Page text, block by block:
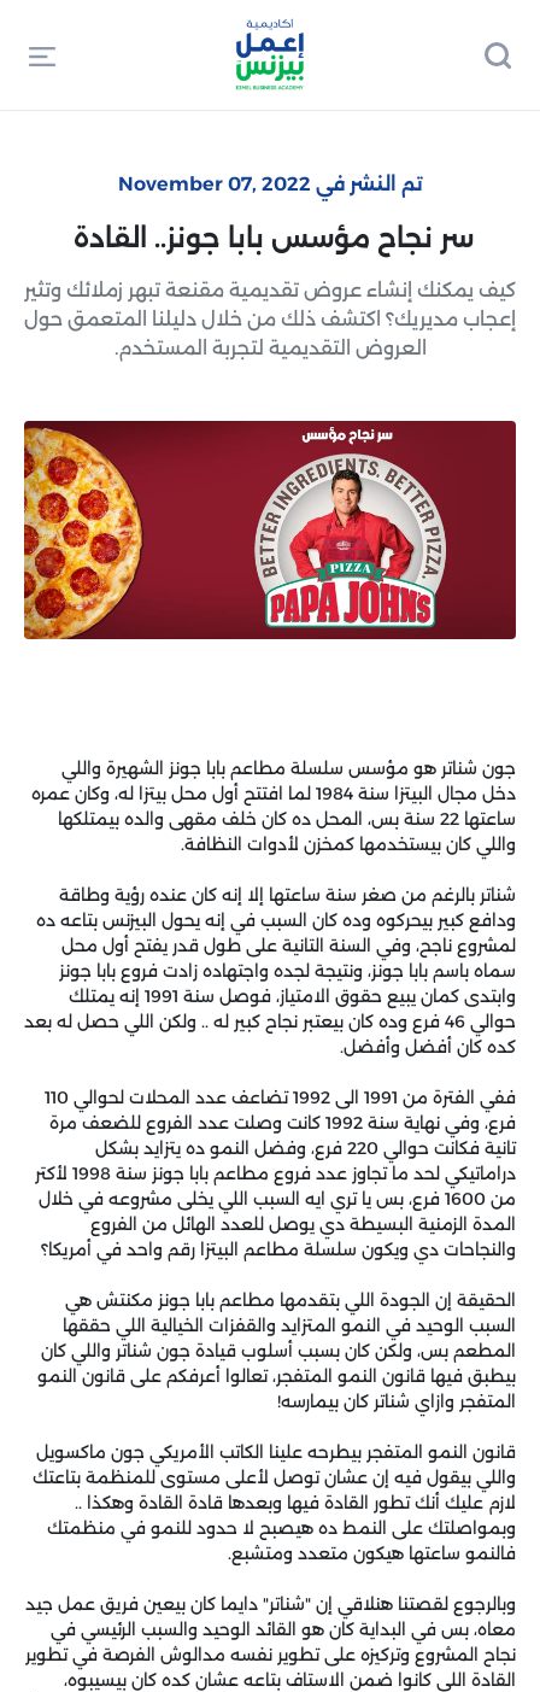
تم النشر في November 07, 2022
سر نجاح مؤسس بابا جونز.. القادة
كيف يمكنك إنشاء عروض تقديمية مقنعة تبهر زملائك وتثير
إعجاب مديريك؟ اكتشف ذلك من خلال دليلنا المتعمق حول
العروض التقديمية لتجربة المستخدم.
جون شناتر هو مؤسس سلسلة مطاعم بابا جونز الشهيرة واللي
دخل مجال البيتزا سنة 1984 لما افتتح أول محل بيتزا له، وكان عمره
ساعتها 22 سنة بس، المحل ده كان خلف مقهى والده بيمتلكها
واللي كان بيستخدمها كمخزن لأدوات النظافة.
شناتر بالرغم من صغر سنة ساعتها إلا إنه كان عنده رؤية وطاقة
ودافع كبير بيحركوه وده كان السبب في إنه يحول البيزنس بتاعه ده
لمشروع ناجح، وفي السنة التانية على طول قدر يفتح أول محل
سماه باسم بابا جونز، ونتيجة لجده واجتهاده زادت فروع بابا جونز
وابتدى كمان يبيع حقوق الامتياز، فوصل سنة 1991 إنه يمتلك
حوالي 46 فرع وده كان بيعتبر نجاح كبير له .. ولكن اللي حصل له بعد
كده كان أفضل وأفضل.
ففي الفترة من 1991 الى 1992 تضاعف عدد المحلات لحوالي 110
فرع، وفي نهاية سنة 1992 كانت وصلت عدد الفروع للضعف مرة
تانية فكانت حوالي 220 فرع، وفضل النمو ده يتزايد بشكل
دراماتيكي لحد ما تجاوز عدد فروع مطاعم بابا جونز سنة 1998 لأكتر
من 1600 فرع، بس يا تري ايه السبب اللي يخلى مشروعه في خلال
المدة الزمنية البسيطة دي يوصل للعدد الهائل من الفروع
والنجاحات دي ويكون سلسلة مطاعم البيتزا رقم واحد في أمريكا؟
الحقيقة إن الجودة اللي بتقدمها مطاعم بابا جونز مكنتش هي
السبب الوحيد في النمو المتزايد والقفزات الخيالية اللي حققها
المطعم بس، ولكن كان بسبب أسلوب قيادة جون شناتر واللي كان
بيطبق فيها قانون النمو المتفجر، تعالوا أعرفكم على قانون النمو
المتفجر وازاي شناتر كان بيمارسه!
قانون النمو المتفجر بيطرحه علينا الكاتب الأمريكي جون ماكسويل
واللي بيقول فيه إن عشان توصل لأعلى مستوى للمنظمة بتاعتك
لازم عليك أنك تطور القادة فيها وبعدها قادة القادة وهكذا ..
وبمواصلتك على النمط ده هيصبح لا حدود للنمو في منظمتك
فالنمو ساعتها هيكون متعدد ومتشبع.
وبالرجوع لقصتنا هنلاقي إن "شناتر" دايما كان بيعين فريق عمل جيد
معاه، بس في البداية كان هو القائد الوحيد والسبب الرئيسي في
نجاح المشروع وتركيزه على تطوير نفسه مدالوش الفرصة في تطوير
القادة اللي كانوا ضمن الاستاف بتاعه عشان كده كان بيسيبوه،